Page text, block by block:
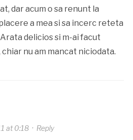
dar acum o sa renunt la
a mea si sa incerc reteta
delicios si m-ai facut
chiar nu am mancat niciodata.
at 0:18· Reply